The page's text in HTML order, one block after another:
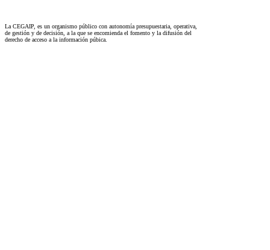
La CEGAIP, es un organismo público con autonomía presupuestaria, operativa,
de gestión y de decisión, a la que se encomienda el fomento y la difusión del
derecho de acceso a la información púbica.